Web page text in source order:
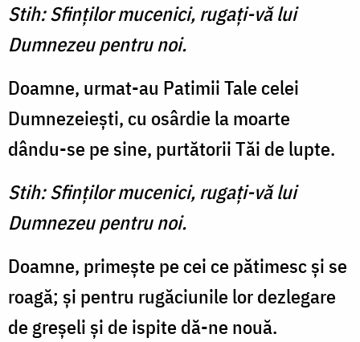
Stih: Sfinţilor mucenici, rugaţi-vă lui
Dumnezeu pentru noi.
Doamne, urmat-au Patimii Tale celei
Dumnezeieşti, cu osârdie la moarte
dându-se pe sine, purtătorii Tăi de lupte.
Stih: Sfinţilor mucenici, rugaţi-vă lui
Dumnezeu pentru noi.
Doamne, primeşte pe cei ce pătimesc şi se
roagă; şi pentru rugăciunile lor dezlegare
de greşeli şi de ispite dă-ne nouă.